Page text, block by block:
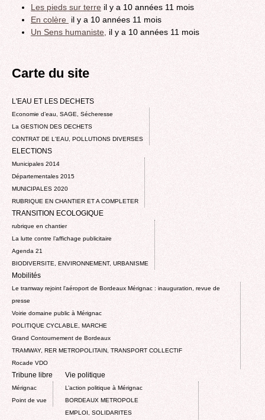
Les pieds sur terre il y a 10 années 11 mois
En colère il y a 10 années 11 mois
Un Sens humaniste, il y a 10 années 11 mois
Carte du site
L'EAU ET LES DECHETS
Economie d’eau, SAGE, Sécheresse
La GESTION DES DECHETS
CONTRAT DE L'EAU, POLLUTIONS DIVERSES
ELECTIONS
Municipales 2014
Départementales 2015
MUNICIPALES 2020
RUBRIQUE EN CHANTIER ET A COMPLETER
TRANSITION ECOLOGIQUE
rubrique en chantier
La lutte contre l’affichage publicitaire
Agenda 21
BIODIVERSITE, ENVIRONNEMENT, URBANISME
Mobilités
Le tramway rejoint l'aéroport de Bordeaux Mérignac : inauguration, revue de
presse
Voirie domaine public à Mérignac
POLITIQUE CYCLABLE, MARCHE
Grand Contournement de Bordeaux
TRAMWAY, RER METROPOLITAIN, TRANSPORT COLLECTIF
Rocade VDO
Tribune libre
Mérignac
Point de vue
Vie politique
L’action politique à Mérignac
BORDEAUX METROPOLE
EMPLOI, SOLIDARITES